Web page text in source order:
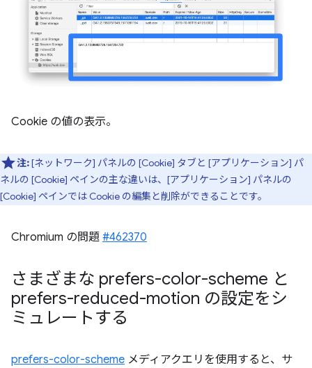
Cookie の値の表示。
注:[ネットワーク] パネルの [Cookie] タブと [アプリケーション] パ
ネルの [Cookie] ペインの主な違いは、[アプリケーション] パネルの
[Cookie] ペインでは Cookie の編集と削除ができることです。
Chromium の問題 #462370
さまざまな prefers-color-scheme と
prefers-reduced-motion の設定をシ
ミュレートする
prefers-color-scheme メディアクエリを使用すると、サ